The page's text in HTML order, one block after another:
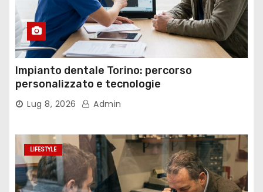
Impianto dentale Torino: percorso
personalizzato e tecnologie
Lug 8, 2026 Admin
LIFESTYLE